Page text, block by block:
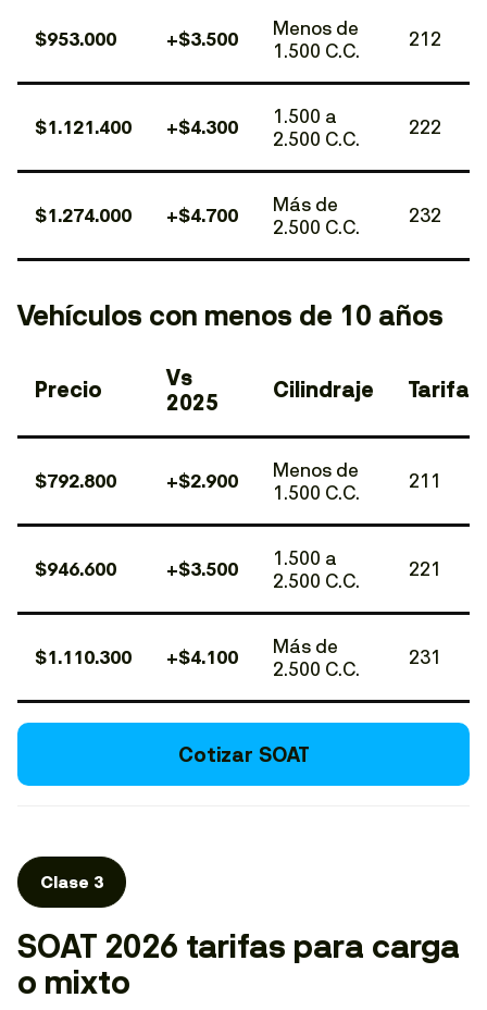
$953.000 +$3.500
Menos de
1.500 C.C.
212
$1.121.400 +$4.300
1.500 a
2.500 C.C.
222
$1.274.000 +$4.700
Más de
2.500 C.C.
232
Vehículos con menos de 10 años
Precio
Vs
2025
Cilindraje Tarifa
$792.800 +$2.900
Menos de
1.500 C.C.
211
$946.600 +$3.500
1.500 a
2.500 C.C.
221
$1.110.300 +$4.100
Más de
2.500 C.C.
231
Cotizar SOAT
Clase 3
SOAT 2026 tarifas para carga
o mixto